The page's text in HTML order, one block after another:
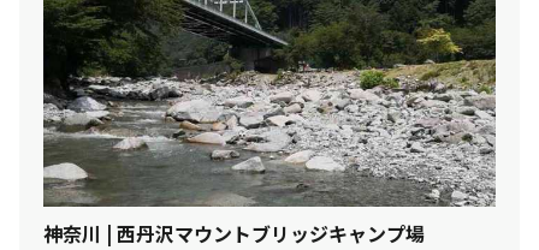
神奈川 | 西丹沢マウントブリッジキャンプ場